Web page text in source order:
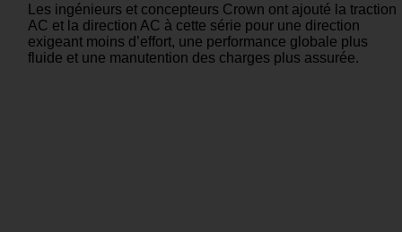
Les ingénieurs et concepteurs Crown ont ajouté la traction
AC et la direction AC à cette série pour une direction
exigeant moins d’effort, une performance globale plus
fluide et une manutention des charges plus assurée.